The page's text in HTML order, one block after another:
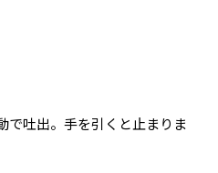
吐出。手を引くと止まりま